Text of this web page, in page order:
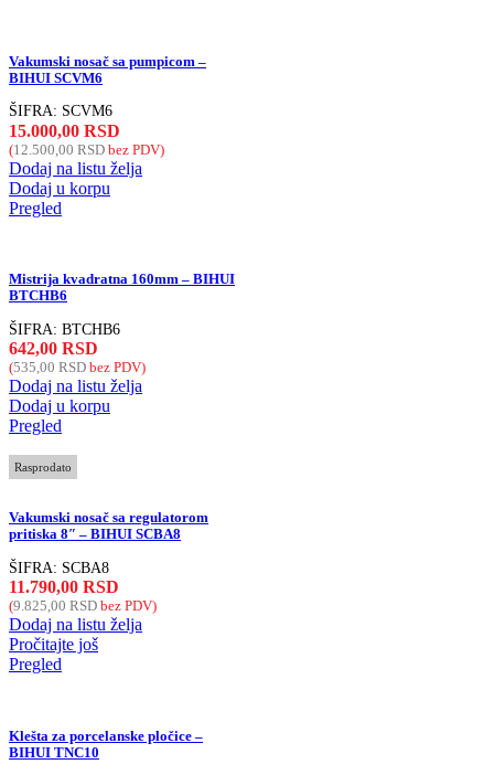
Vakumski nosač sa pumpicom –
BIHUI SCVM6
ŠIFRA: SCVM6
15.000,00 RSD
(12.500,00 RSD bez PDV)
Dodaj na listu želja
Dodaj u korpu
Pregled
Mistrija kvadratna 160mm – BIHUI
BTCHB6
ŠIFRA: BTCHB6
642,00 RSD
(535,00 RSD bez PDV)
Dodaj na listu želja
Dodaj u korpu
Pregled
Rasprodato
Vakumski nosač sa regulatorom
pritiska 8″ – BIHUI SCBA8
ŠIFRA: SCBA8
11.790,00 RSD
(9.825,00 RSD bez PDV)
Dodaj na listu želja
Pročitajte još
Pregled
Klešta za porcelanske pločice –
BIHUI TNC10